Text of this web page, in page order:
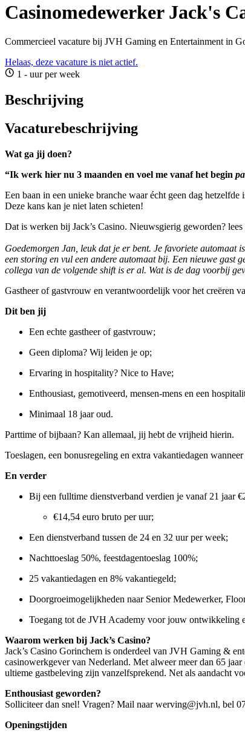
Casinomedewerker Jack's
Commercieel vacature bij JVH Gaming en Entertainment in
Helaas, deze vacature is niet actief.
1 - uur per week
Beschrijving
Vacaturebeschrijving
Wat ga jij doen?
“Ik werk hier nu 3 maanden en voel me vanaf het begin
Een baan in een unieke branche waar écht geen dag hetzelfde
Deze kans kan je niet laten schieten!
Dat is werken bij Jack’s Casino. Nieuwsgierig geworden? lees
Goedemorgen Jan, leuk dat je er bent. Je favoriete automaat
een storing en vul een andere automaat bij. Een nieuwe gast
collega van de volgende shift is er al. Wat is de dag voorbij
Gastheer of gastvrouw en verantwoordelijk voor het creëren
Dit ben jij
Een echte gastheer of gastvrouw;
Geen diploma? Wij leiden je op;
Ervaring in hospitality? Nice to Have;
Enthousiast, gemotiveerd, mensen-mens en een
Minimaal 18 jaar oud.
Parttime of bijbaan? Kan allemaal, jij hebt de vrijheid hierin.
Toeslagen, een bonusregeling en extra vakantiedagen
En verder
Bij een fulltime dienstverband verdien je vanaf 21 jaar
€14,54 euro bruto per uur;
Een dienstverband tussen de 24 en 32 uur per week;
Nachttoeslag 50%, feestdagentoeslag 100%;
25 vakantiedagen en 8% vakantiegeld;
Doorgroeimogelijkheden naar Senior Medewerker,
Toegang tot de JVH Academy voor jouw ontwikkeling
Waarom werken bij Jack’s Casino?
Jack’s Casino Gorinchem is onderdeel van JVH Gaming &
casinowerkgever van Nederland. Met alweer meer dan 65
ultieme gastbeleving zijn vanzelfsprekend. Net als aandacht
Enthousiast geworden?
Solliciteer dan snel! Vragen? Mail naar werving@jvh.nl, bel
Openingstijden